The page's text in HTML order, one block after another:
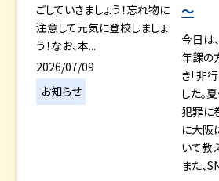
ごしていきましょう！忘れ物に
注意して元気に登校しましょ
う！なお、本...
2026/07/09
お知らせ
～
今日は
年課の
き「非
した。
犯罪に
に大阪
いて教
また、